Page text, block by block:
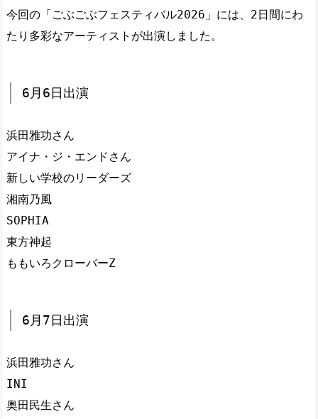
今回の「ごぶごぶフェスティバル2026」には、2日間にわ
たり多彩なアーティストが出演しました。
6月6日出演
浜田雅功さん
アイナ・ジ・エンドさん
新しい学校のリーダーズ
湘南乃風
SOPHIA
東方神起
ももいろクローバーZ
6月7日出演
浜田雅功さん
INI
奥田民生さん